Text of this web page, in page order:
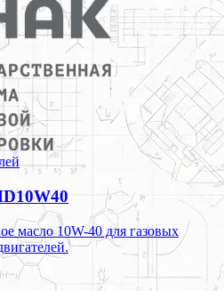
масло 10W-40 для газовых